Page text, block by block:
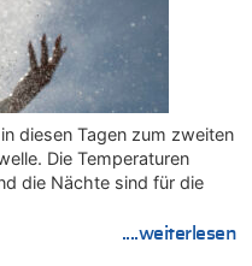
diesen Tagen zum zweiten
Die Temperaturen
die Nächte sind für die
....weiterlesen